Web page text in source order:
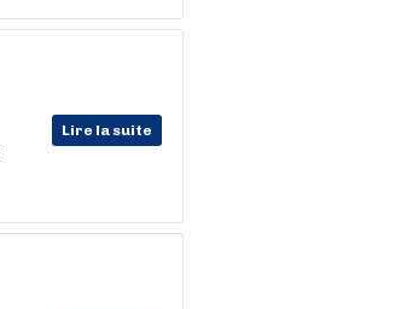
Lire la suite